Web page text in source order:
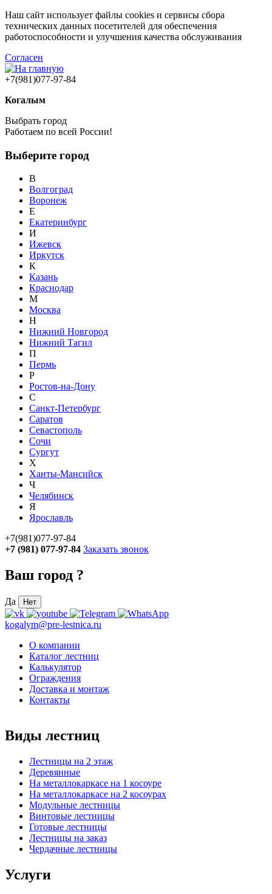
Наш сайт использует файлы cookies и сервисы сбора
технических данных посетителей для обеспечения
работоспособности и улучшения качества обслуживания
Согласен
+7(981)077-97-84
Когалым
Выбрать город
Работаем по всей России!
Выберите город
В
Волгоград
Воронеж
Е
Екатеринбург
И
Ижевск
Иркутск
К
Казань
Краснодар
М
Москва
Н
Нижний Новгород
Нижний Тагил
П
Пермь
Р
Ростов-на-Дону
С
Санкт-Петербург
Саратов
Севастополь
Сочи
Сургут
Х
Ханты-Мансийск
Ч
Челябинск
Я
Ярославль
+7(981)077-97-84
+7 (981) 077-97-84 Заказать звонок
Ваш город ?
Да Нет
kogalym@pre-lestnica.ru
О компании
Каталог лестниц
Калькулятор
Ограждения
Доставка и монтаж
Контакты
Виды лестниц
Лестницы на 2 этаж
Деревянные
На металлокаркасе на 1 косоуре
На металлокаркасе на 2 косоурах
Модульные лестницы
Винтовые лестницы
Готовые лестницы
Лестницы на заказ
Чердачные лестницы
Услуги